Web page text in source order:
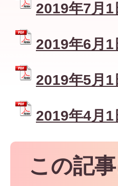
2019年7月
2019年6月
2019年5月
2019年4月
この記